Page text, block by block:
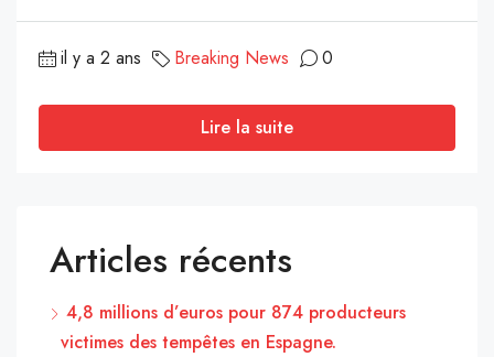
il y a 2 ans Breaking News 0
Lire la suite
Articles récents
4,8 millions d’euros pour 874 producteurs
victimes des tempêtes en Espagne.